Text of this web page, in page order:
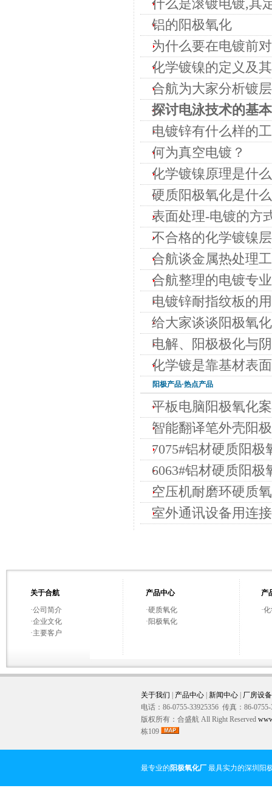
什么是滚镀电镀,其
铝的阳极氧化
为什么要在电镀前
化学镀镍的定义及
合航为大家分析镀
探讨电泳技术的基
电镀锌有什么样的
何为真空电镀？
化学镀镍原理是什
硬质阳极氧化是什
表面处理-电镀的方
不合格的化学镀镍
合航谈金属热处理
合航整理的电镀专
电镀锌耐指纹板的
给大家谈谈阳极氧
电解、阳极极化与
化学镀是靠基材表
阳极产品·热点产品
平板电脑阳极氧化
智能翻译笔外壳阳
7075#铝材硬质阳极
6063#铝材硬质阳极
空压机耐磨环硬质
室外通讯设备用连
关于合航
·公司简介
·企业文化
·主要客户
产品中心
·硬质氧化
·阳极氧化
产
·
关于我们 | 产品中心 | 新闻中心 | 厂房设备
电话：86-0755-33925356 传真：86-
版权所有：合盛航 All Right Reserved
栋109
最专业的阳极氧化厂 最具实力的深圳阳